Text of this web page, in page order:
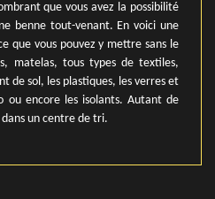
que vous avez la possibilité
benne tout-venant. En voici une
que vous pouvez y mettre sans le
matelas, tous types de textiles,
de sol, les plastiques, les verres et
ou encore les isolants. Autant de
un centre de tri.